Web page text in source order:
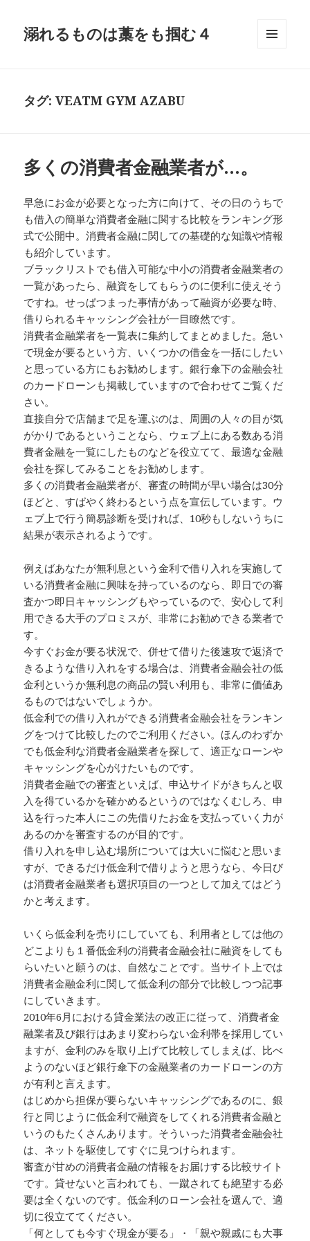
溺れるものは藁をも掴む４
タグ:VEATM GYM AZABU
多くの消費者金融業者が…。
早急にお金が必要となった方に向けて、その日のうちで
も借入の簡単な消費者金融に関する比較をランキング形
式で公開中。消費者金融に関しての基礎的な知識や情報
も紹介しています。
ブラックリストでも借入可能な中小の消費者金融業者の
一覧があったら、融資をしてもらうのに便利に使えそう
ですね。せっぱつまった事情があって融資が必要な時、
借りられるキャッシング会社が一目瞭然です。
消費者金融業者を一覧表に集約してまとめました。急い
で現金が要るという方、いくつかの借金を一括にしたい
と思っている方にもお勧めします。銀行傘下の金融会社
のカードローンも掲載していますので合わせてご覧くだ
さい。
直接自分で店舗まで足を運ぶのは、周囲の人々の目が気
がかりであるということなら、ウェブ上にある数ある消
費者金融を一覧にしたものなどを役立てて、最適な金融
会社を探してみることをお勧めします。
多くの消費者金融業者が、審査の時間が早い場合は30分
ほどと、すばやく終わるという点を宣伝しています。ウ
ェブ上で行う簡易診断を受ければ、10秒もしないうちに
結果が表示されるようです。
例えばあなたが無利息という金利で借り入れを実施して
いる消費者金融に興味を持っているのなら、即日での審
査かつ即日キャッシングもやっているので、安心して利
用できる大手のプロミスが、非常にお勧めできる業者で
す。
今すぐお金が要る状況で、併せて借りた後速攻で返済で
きるような借り入れをする場合は、消費者金融会社の低
金利というか無利息の商品の賢い利用も、非常に価値あ
るものではないでしょうか。
低金利での借り入れができる消費者金融会社をランキン
グをつけて比較したのでご利用ください。ほんのわずか
でも低金利な消費者金融業者を探して、適正なローンや
キャッシングを心がけたいものです。
消費者金融での審査といえば、申込サイドがきちんと収
入を得ているかを確かめるというのではなくむしろ、申
込を行った本人にこの先借りたお金を支払っていく力が
あるのかを審査するのが目的です。
借り入れを申し込む場所については大いに悩むと思いま
すが、できるだけ低金利で借りようと思うなら、今日び
は消費者金融業者も選択項目の一つとして加えてはどう
かと考えます。
いくら低金利を売りにしていても、利用者としては他の
どこよりも１番低金利の消費者金融会社に融資をしても
らいたいと願うのは、自然なことです。当サイト上では
消費者金融金利に関して低金利の部分で比較しつつ記事
にしていきます。
2010年6月における貸金業法の改正に従って、消費者金
融業者及び銀行はあまり変わらない金利帯を採用してい
ますが、金利のみを取り上げて比較してしまえば、比べ
ようのないほど銀行傘下の金融業者のカードローンの方
が有利と言えます。
はじめから担保が要らないキャッシングであるのに、銀
行と同じように低金利で融資をしてくれる消費者金融と
いうのもたくさんあります。そういった消費者金融会社
は、ネットを駆使してすぐに見つけられます。
審査が甘めの消費者金融の情報をお届けする比較サイト
です。貸せないと言われても、一蹴されても絶望する必
要は全くないのです。低金利のローン会社を選んで、適
切に役立ててください。
「何としても今すぐ現金が要る」・「親や親戚にも大事